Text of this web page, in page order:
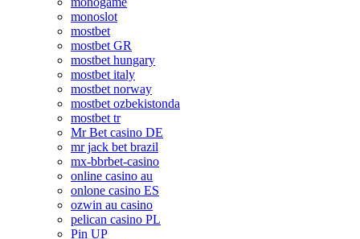
monoslot
mostbet
mostbet GR
mostbet hungary
mostbet italy
mostbet norway
mostbet ozbekistonda
mostbet tr
Mr Bet casino DE
mr jack bet brazil
mx-bbrbet-casino
online casino au
onlone casino ES
ozwin au casino
pelican casino PL
Pin UP